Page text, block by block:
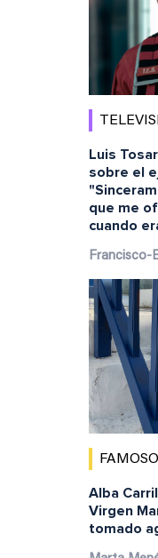
Luis
sobre el
que me
cuando
Francisco-
Alba
Virgen
tomado